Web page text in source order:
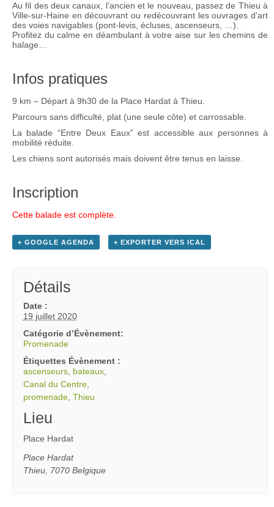
Au fil des deux canaux, l’ancien et le nouveau, passez de Thieu à
Ville-sur-Haine en découvrant ou redécouvrant les ouvrages d’art
des voies navigables (pont-levis, écluses, ascenseurs, …).
Profitez du calme en déambulant à votre aise sur les chemins de
halage…
Infos pratiques
9 km – Départ à 9h30 de la Place Hardat à Thieu.
Parcours sans difficulté, plat (une seule côte) et carrossable.
La balade “Entre Deux Eaux” est accessible aux personnes à
mobilité réduite.
Les chiens sont autorisés mais doivent être tenus en laisse.
Inscription
Cette balade est complète.
+ GOOGLE AGENDA + EXPORTER VERS ICAL
Détails
Date :
19 juillet 2020
Catégorie d’Évènement:
Promenade
Étiquettes Évènement :
ascenseurs, bateaux,
Canal du Centre,
promenade, Thieu
Lieu
Place Hardat
Place Hardat
Thieu, 7070 Belgique